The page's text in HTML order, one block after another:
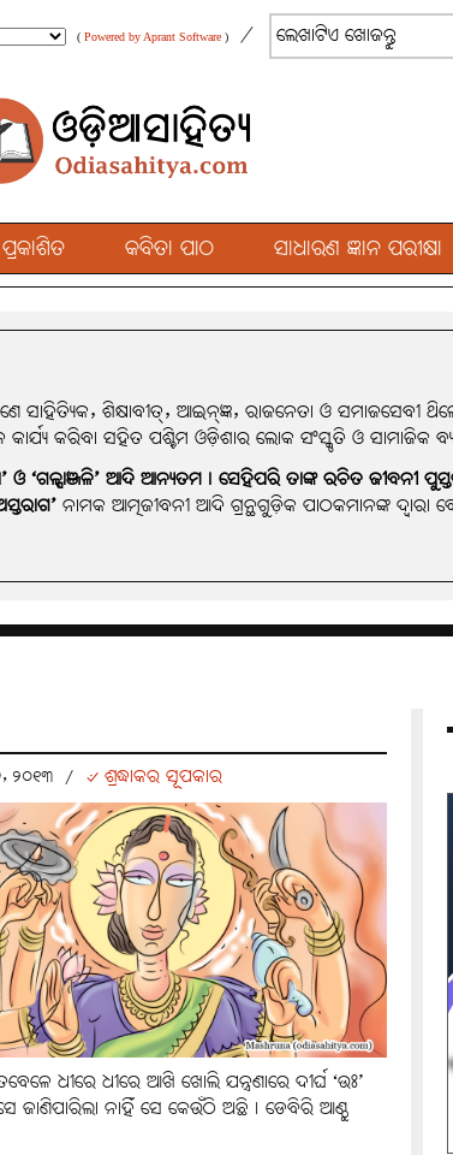
( Powered by Aprant Software) /
କବିତା ପାଠ ସାଧାରଣ ଜ୍ଞାନ ପରୀକ୍ଷା
ସାହିତ୍ୟିକ, ଶିକ୍ଷାବୀତ୍‌, ଆଇନ୍‌ଜ୍ଞ, ରାଜନେତା ଓ ସମାଜସେବୀ
କାର୍ଯ୍ୟ କରିବା ସହିତ ପଶ୍ଚିମ ଓଡ଼ିଶାର ଲୋକ ସଂସ୍କୃତି ଓ ସାମାଜିକ
ଓ ‘ଗଳ୍ପାଞ୍ଜଳି’ ଆଦି ଆନ୍ୟତମ। ସେହିପରି ତାଙ୍କ ରଚିତ ଜୀବନୀ
ନାମକ ଆତ୍ମଜୀବନୀ ଆଦି ଗ୍ରନ୍ଥଗୁଡ଼ିକ ପାଠକମାନଙ୍କ
୨୦୧୩ / ୰ ଶ୍ରଦ୍ଧାକର ସୂପକାର
ଧୀରେ ଧୀରେ ଆଖି ଖୋଲି ଯନ୍ତ୍ରଣାରେ ଦୀର୍ଘ ‘ଉଃ’
ଜାଣିପାରିଲା ନାହିଁ ସେ କେଉଁଠି ଅଛି। ଡେବିରି ଆଣ୍ଠୁ